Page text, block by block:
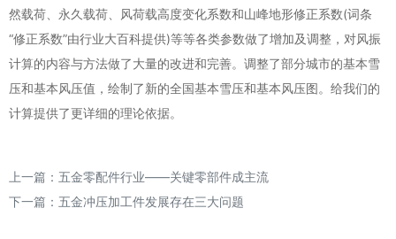
然载荷、永久载荷、风荷载高度变化系数和山峰地形修正系数(词条
“修正系数”由行业大百科提供)等等各类参数做了增加及调整，对风振
计算的内容与方法做了大量的改进和完善。调整了部分城市的基本雪
压和基本风压值，绘制了新的全国基本雪压和基本风压图。给我们的
计算提供了更详细的理论依据。
上一篇： 五金零配件行业——关键零部件成主流
下一篇： 五金冲压加工件发展存在三大问题